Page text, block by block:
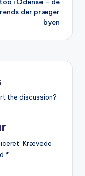
der præger
byen
the discussion?
Krævede
*